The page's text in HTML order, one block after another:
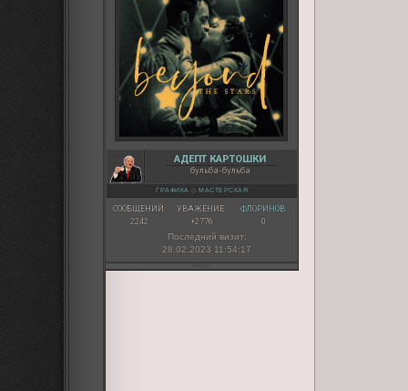
АДЕПТ КАРТОШКИ
бульба-бульба
ГРАФИКА ◇ МАСТЕРСКАЯ
СООБЩЕНИЙ:
2242
УВАЖЕНИЕ:
+2776
ФЛОРИНОВ:
0
Последний визит:
28.02.2023 11:54:17